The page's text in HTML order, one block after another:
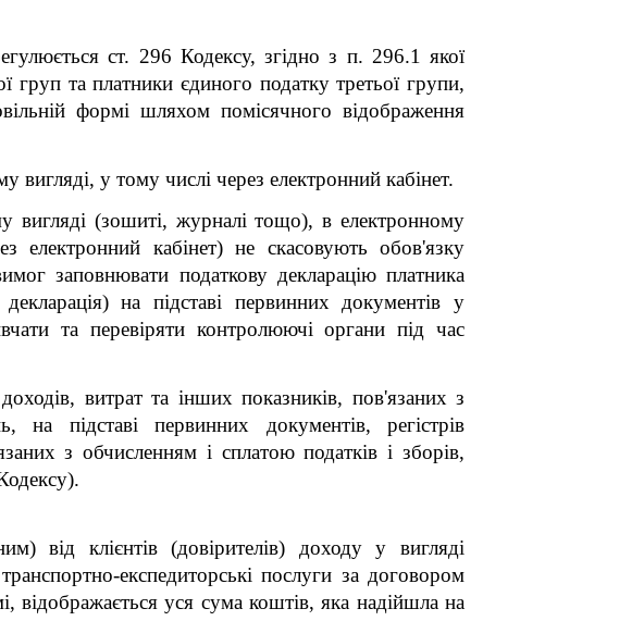
ст. 296 Кодексу, згідно з п. 296.1 якої
груп та платники єдиного податку третьої групи,
формі шляхом помісячного відображення
вигляді, у тому числі через електронний кабінет.
вигляді (зошиті, журналі тощо), в електронному
кабінет) не скасовують обов'язку
заповнювати податкову декларацію платника
на підставі первинних документів у
та перевіряти контролюючі органи під час
витрат та інших показників, пов'язаних з
на підставі первинних документів, регістрів
з обчисленням і сплатою податків і зборів,
від клієнтів (довірителів) доходу у вигляді
експедиторські послуги за договором
відображається уся сума коштів, яка надійшла на